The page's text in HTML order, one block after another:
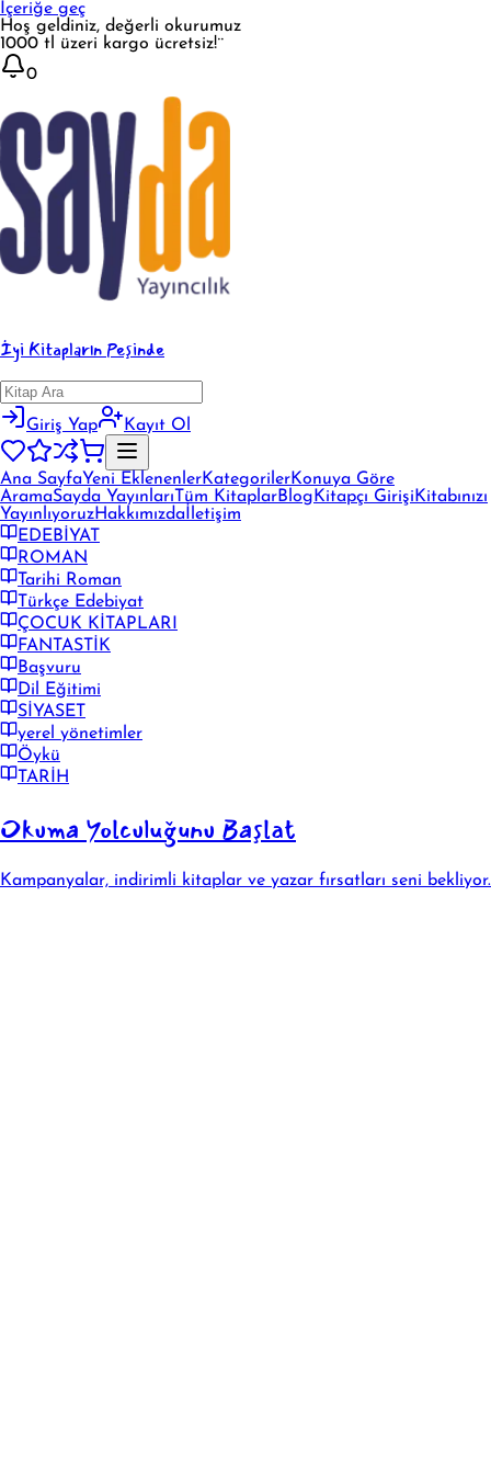
İçeriğe geç
Hoş geldiniz, değerli okurumuz
1000 tl üzeri kargo ücretsiz!¨
0
İyi Kitapların Peşinde
Giriş Yap Kayıt Ol
Ana SayfaYeni EklenenlerKategorilerKonuya Göre
AramaSayda Yayınları Tüm KitaplarBlog Kitapçı Girişi Kitabınızı
YayınlıyoruzHakkımızda İletişim
EDEBİYAT
ROMAN
Tarihi Roman
Türkçe Edebiyat
ÇOCUK KİTAPLARI
FANTASTİK
Başvuru
Dil Eğitimi
SİYASET
yerel yönetimler
Öykü
TARİH
Okuma Yolculuğunu Başlat
Kampanyalar, indirimli kitaplar ve yazar fırsatları seni bekliyor.